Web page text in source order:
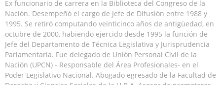
Ex funcionario de carrera en la Biblioteca del Congreso de la
Nación. Desempeñó el cargo de Jefe de Difusión entre 1988 y
1995. Se retiró computando veinticinco años de antigüedad, en
octubre de 2000, habiendo ejercido desde 1995 la función de
Jefe del Departamento de Técnica Legislativa y Jurisprudencia
Parlamentaria. Fue delegado de Unión Personal Civil de la
Nación (UPCN) - Responsable del Área Profesionales- en el
Poder Legislativo Nacional. Abogado egresado de la Facultad de